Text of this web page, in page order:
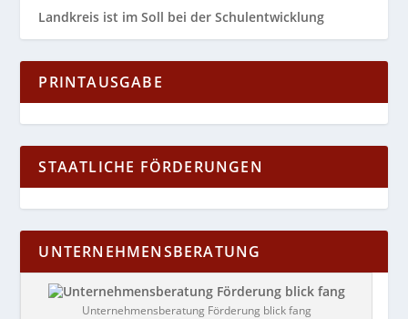
Landkreis ist im Soll bei der Schulentwicklung
PRINTAUSGABE
STAATLICHE FÖRDERUNGEN
UNTERNEHMENSBERATUNG
Unternehmensberatung Förderung blick fang